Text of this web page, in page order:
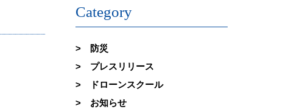
Category
防災
プレスリリース
ドローンスクール
お知らせ